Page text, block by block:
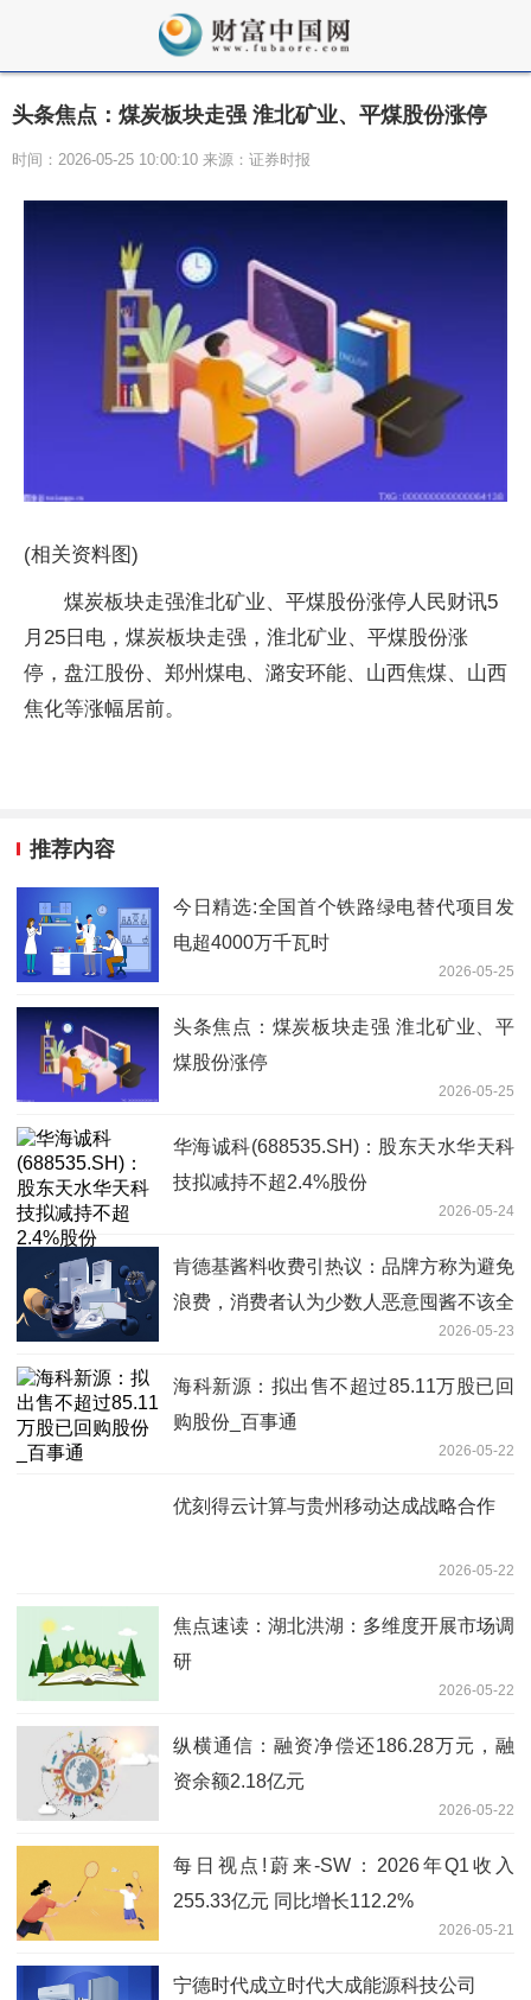
头条焦点：煤炭板块走强 淮北矿业、平煤股份涨停
时间：2026-05-25 10:00:10 来源：证券时报
(相关资料图)
煤炭板块走强淮北矿业、平煤股份涨停人民财讯5
月25日电，煤炭板块走强，淮北矿业、平煤股份涨
停，盘江股份、郑州煤电、潞安环能、山西焦煤、山西
焦化等涨幅居前。
推荐内容
今日精选:全国首个铁路绿电替代项目发
电超4000万千瓦时
2026-05-25
头条焦点：煤炭板块走强 淮北矿业、平
煤股份涨停
2026-05-25
华海诚科(688535.SH)：股东天水华天科
技拟减持不超2.4%股份
2026-05-24
肯德基酱料收费引热议：品牌方称为避免
浪费，消费者认为少数人恶意囤酱不该全
2026-05-23
海科新源：拟出售不超过85.11万股已回
购股份_百事通
2026-05-22
优刻得云计算与贵州移动达成战略合作
2026-05-22
焦点速读：湖北洪湖：多维度开展市场调
研
2026-05-22
纵横通信：融资净偿还186.28万元，融
资余额2.18亿元
2026-05-22
每日视点!蔚来-SW：2026年Q1收入
255.33亿元 同比增长112.2%
2026-05-21
宁德时代成立时代大成能源科技公司